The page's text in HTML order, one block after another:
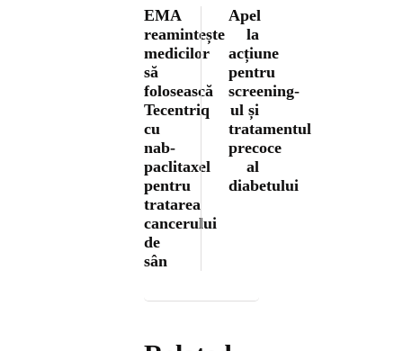
EMA
reamintește
medicilor
să
folosească
Tecentriq
cu
nab-
paclitaxel
pentru
tratarea
cancerului
de
sân
Apel
la
acțiune
pentru
screening-
ul și
tratamentul
precoce
al
diabetului